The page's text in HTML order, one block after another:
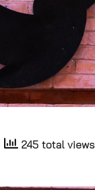
245 total views